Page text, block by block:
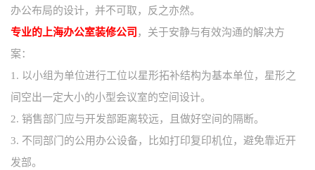
办公布局的设计，并不可取，反之亦然。
专业的上海办公室装修公司 ，关于安静与有效沟通的解决方
案：
1. 以小组为单位进行工位以星形拓补结构为基本单位，星形之
间空出一定大小的小型会议室的空间设计。
2. 销售部门应与开发部距离较远，且做好空间的隔断。
3. 不同部门的公用办公设备，比如打印复印机位，避免靠近开
发部。